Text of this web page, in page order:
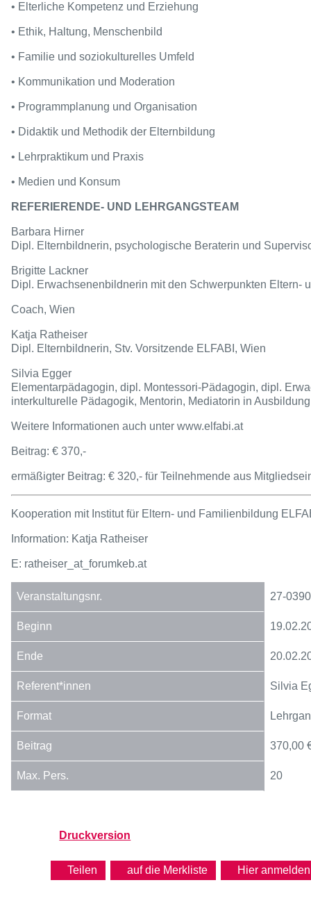
• Elterliche Kompetenz und Erziehung
• Ethik, Haltung, Menschenbild
• Familie und soziokulturelles Umfeld
• Kommunikation und Moderation
• Programmplanung und Organisation
• Didaktik und Methodik der Elternbildung
• Lehrpraktikum und Praxis
• Medien und Konsum
REFERIERENDE- UND LEHRGANGSTEAM
Barbara Hirner
Dipl. Elternbildnerin, psychologische Beraterin und
Brigitte Lackner
Dipl. Erwachsenenbildnerin mit den Schwerpunkten
Coach, Wien
Katja Ratheiser
Dipl. Elternbildnerin, Stv. Vorsitzende ELFABI, Wien
Silvia Egger
Elementarpädagogin, dipl. Montessori-Pädagogin, dipl.
interkulturelle Pädagogik, Mentorin, Mediatorin in
Weitere Informationen auch unter www.elfabi.at
Beitrag: € 370,-
ermäßigter Beitrag: € 320,- für Teilnehmende aus
Kooperation mit Institut für Eltern- und Familienbildung
Information: Katja Ratheiser
E: ratheiser _at_ forumkeb.at
27-0390
Silvia
370,00
20
Druckversion
Teilen Hier anmelden